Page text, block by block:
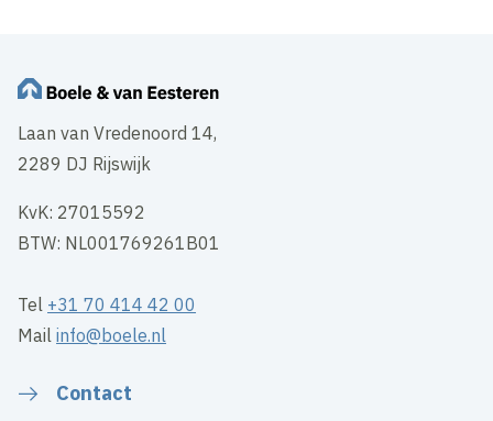
Laan van Vredenoord 14,
2289 DJ Rijswijk
KvK: 27015592
BTW: NL001769261B01
Tel +31 70 414 42 00
Mailinfo@boele.nl
Contact